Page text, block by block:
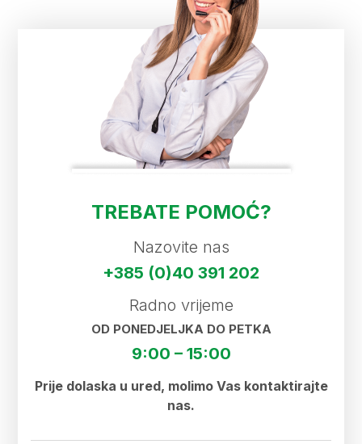
TREBATE POMOĆ?
Nazovite nas
+385 (0)40 391 202
Radno vrijeme
OD PONEDJELJKA DO PETKA
9:00 – 15:00
Prije dolaska u ured, molimo Vas kontaktirajte
nas.